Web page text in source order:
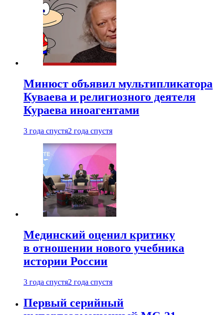
Минюст объявил мультипликатора
Куваева и религиозного деятеля
Кураева иноагентами
3 года спустя2 года спустя
Мединский оценил критику
в отношении нового учебника
истории России
3 года спустя2 года спустя
Первый серийный